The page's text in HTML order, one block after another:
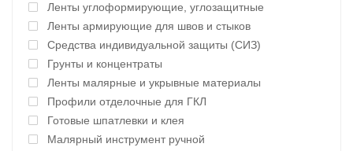
Ленты углоформирующие, углозащитные
Ленты армирующие для швов и стыков
Средства индивидуальной защиты (СИЗ)
Грунты и концентраты
Ленты малярные и укрывные материалы
Профили отделочные для ГКЛ
Готовые шпатлевки и клея
Малярный инструмент ручной